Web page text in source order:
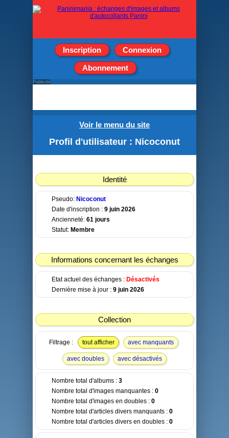
Inscription Connexion
Abonnement
Voir le menu du site
Profil d'utilisateur : Nicoconut
Identité
Pseudo: Nicoconut
Date d'inscription : 9 juin 2026
Ancienneté: 61 jours
Statut: Membre
Informations concernant les échanges
Etat actuel des échanges : Désactivés
Dernière mise à jour : 9 juin 2026
Collection
Filtrage : tout afficher avec manquants
avec doubles avec désactivés
Nombre total d'albums : 3
Nombre total d'images manquantes : 0
Nombre total d'images en doubles : 0
Nombre total d'articles divers manquants : 0
Nombre total d'articles divers en doubles : 0
Publicité